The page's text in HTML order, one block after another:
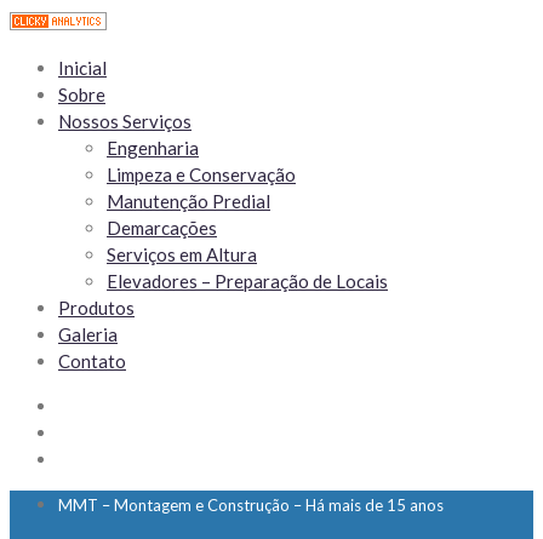
Inicial
Sobre
Nossos Serviços
Engenharia
Limpeza e Conservação
Manutenção Predial
Demarcações
Serviços em Altura
Elevadores – Preparação de Locais
Produtos
Galeria
Contato
MMT – Montagem e Construção – Há mais de 15 anos